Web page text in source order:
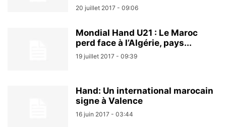
20 juillet 2017 - 09:06
Mondial Hand U21 : Le Maroc
perd face à l’Algérie, pays...
19 juillet 2017 - 09:39
Hand: Un international marocain
signe à Valence
16 juin 2017 - 03:44